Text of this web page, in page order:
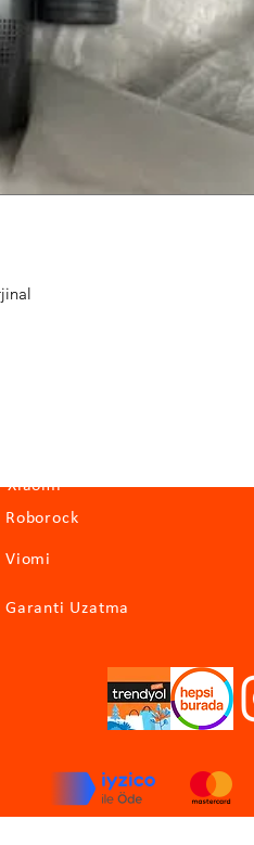
Xiaomi
Roborock
Viomi
Garanti Uzatma